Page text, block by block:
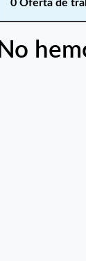
0 Oferta de
No